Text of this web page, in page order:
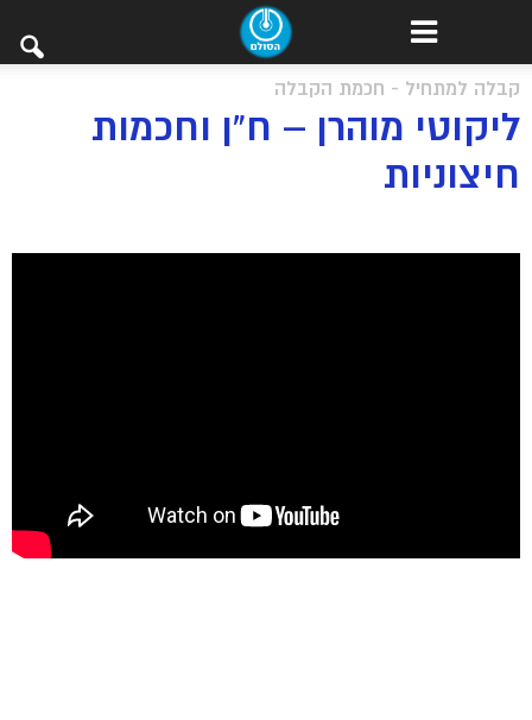
קבלה למתחיל - חכמת הקבלה
ליקוטי מוהרן – ח”ן וחכמות
חיצוניות